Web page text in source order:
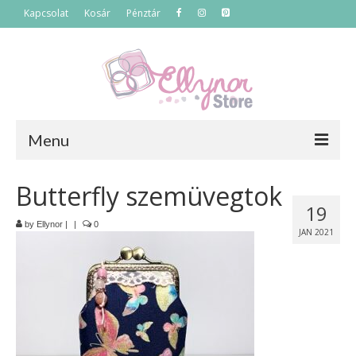
Kapcsolat Kosár Pénztár
Menu
Akciós termékek
Táskák
Neszeszerek
19
JAN 2021
Butterfly szemüvegtok
by Ellynor | | 0